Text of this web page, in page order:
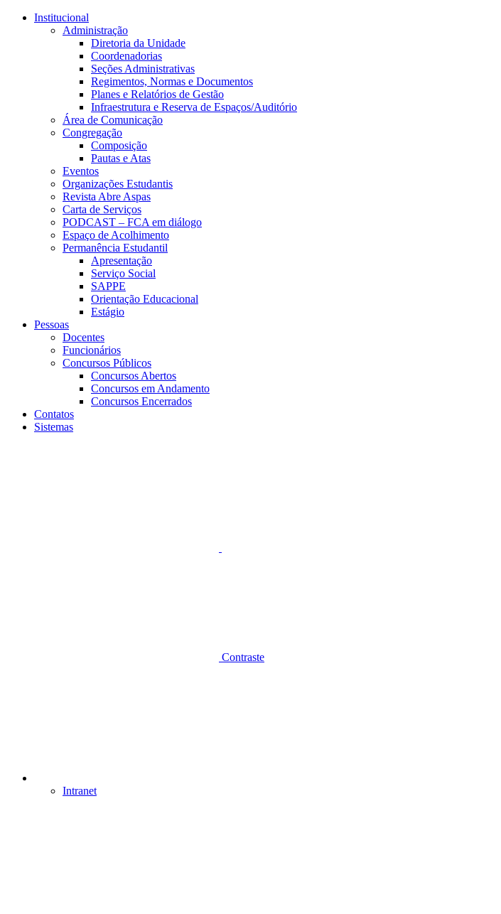
Conteúdo principal
Institucional
Administração
Diretoria da Unidade
Coordenadorias
Seções Administrativas
Regimentos, Normas e Documentos
Planes e Relatórios de Gestão
Infraestrutura e Reserva de Espaços/Auditório
Área de Comunicação
Congregação
Composição
Pautas e Atas
Eventos
Organizações Estudantis
Revista Abre Aspas
Carta de Serviços
PODCAST – FCA em diálogo
Espaço de Acolhimento
Permanência Estudantil
Apresentação
Serviço Social
SAPPE
Orientação Educacional
Estágio
Pessoas
Docentes
Funcionários
Concursos Públicos
Concursos Abertos
Concursos em Andamento
Concursos Encerrados
Contatos
Sistemas
Contraste
Intranet